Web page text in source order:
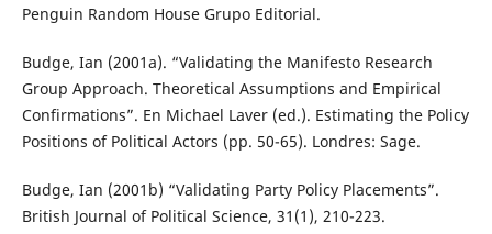
Penguin Random House Grupo Editorial.
Budge, Ian (2001a). “Validating the Manifesto Research
Group Approach. Theoretical Assumptions and Empirical
Confirmations”. En Michael Laver (ed.). Estimating the Policy
Positions of Political Actors (pp. 50-65). Londres: Sage.
Budge, Ian (2001b) “Validating Party Policy Placements”.
British Journal of Political Science, 31(1), 210-223.